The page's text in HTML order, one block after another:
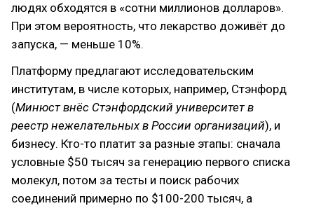
людях обходятся в «сотни миллионов долларов».
При этом вероятность, что лекарство доживёт до
запуска, — меньше 10%.
Платформу предлагают исследовательским
институтам, в числе которых, например, Стэнфорд
(Минюст внёс Стэнфордский университет в
реестр нежелательных в России организаций), и
бизнесу. Кто-то платит за разные этапы: сначала
условные $50 тысяч за генерацию первого списка
молекул, потом за тесты и поиск рабочих
соединений примерно по $100-200 тысяч, а